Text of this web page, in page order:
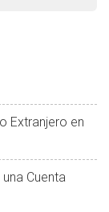
Extranjero en
Cuenta